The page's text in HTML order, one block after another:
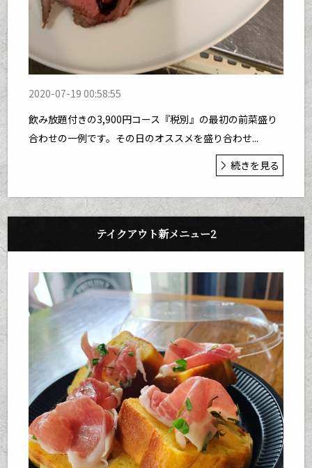
2020-07-19 00:58:55
飲み放題付きの3,900円コース『税別』の最初の前菜盛り
合わせの一例です。その日のオススメを盛り合わせ...
続きを見る
テイクアウト新メニュー2